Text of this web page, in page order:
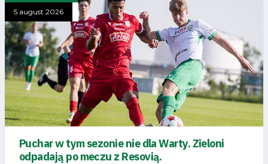
5 august 2026
Puchar w tym sezonie nie dla Warty. Zieloni
odpadają po meczu z Resovią.